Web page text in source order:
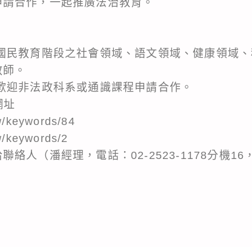
民教育階段之社會領域、語文領域、健康領域
。
非法政科系或通識課程申請合作。
址
keywords/84
keywords/2
絡人（潘經理，電話：02-2523-1178分機16